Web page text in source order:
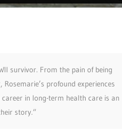
survivor. From the pain of being
profound experiences
in long-term health care is an
story.“